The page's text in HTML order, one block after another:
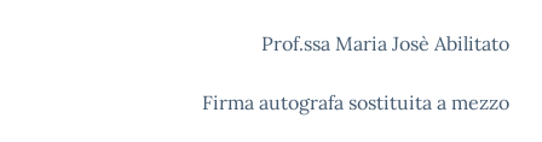
Prof.ssa Maria Josè Abilitato
Firma autografa sostituita a mezzo